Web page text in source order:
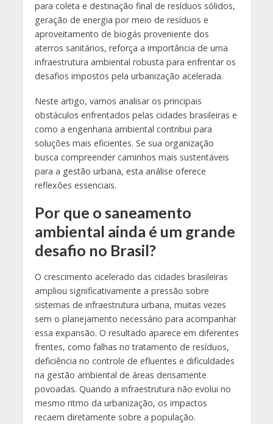
para coleta e destinação final de resíduos sólidos,
geração de energia por meio de resíduos e
aproveitamento de biogás proveniente dos
aterros sanitários, reforça a importância de uma
infraestrutura ambiental robusta para enfrentar os
desafios impostos pela urbanização acelerada.
Neste artigo, vamos analisar os principais
obstáculos enfrentados pelas cidades brasileiras e
como a engenharia ambiental contribui para
soluções mais eficientes. Se sua organização
busca compreender caminhos mais sustentáveis
para a gestão urbana, esta análise oferece
reflexões essenciais.
Por que o saneamento
ambiental ainda é um grande
desafio no Brasil?
O crescimento acelerado das cidades brasileiras
ampliou significativamente a pressão sobre
sistemas de infraestrutura urbana, muitas vezes
sem o planejamento necessário para acompanhar
essa expansão. O resultado aparece em diferentes
frentes, como falhas no tratamento de resíduos,
deficiência no controle de efluentes e dificuldades
na gestão ambiental de áreas densamente
povoadas. Quando a infraestrutura não evolui no
mesmo ritmo da urbanização, os impactos
recaem diretamente sobre a população.